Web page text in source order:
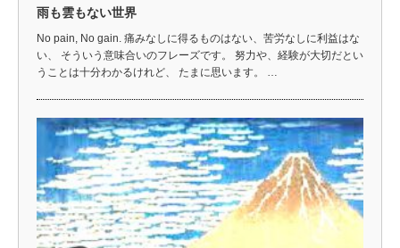
雨も雲もない世界
No pain, No gain. 痛みなしに得るものはない、苦労なしに利益はな
い、 そういう意味合いのフレーズです。 努力や、経験が大切だとい
うことは十分わかるけれど、 たまに思います。 …